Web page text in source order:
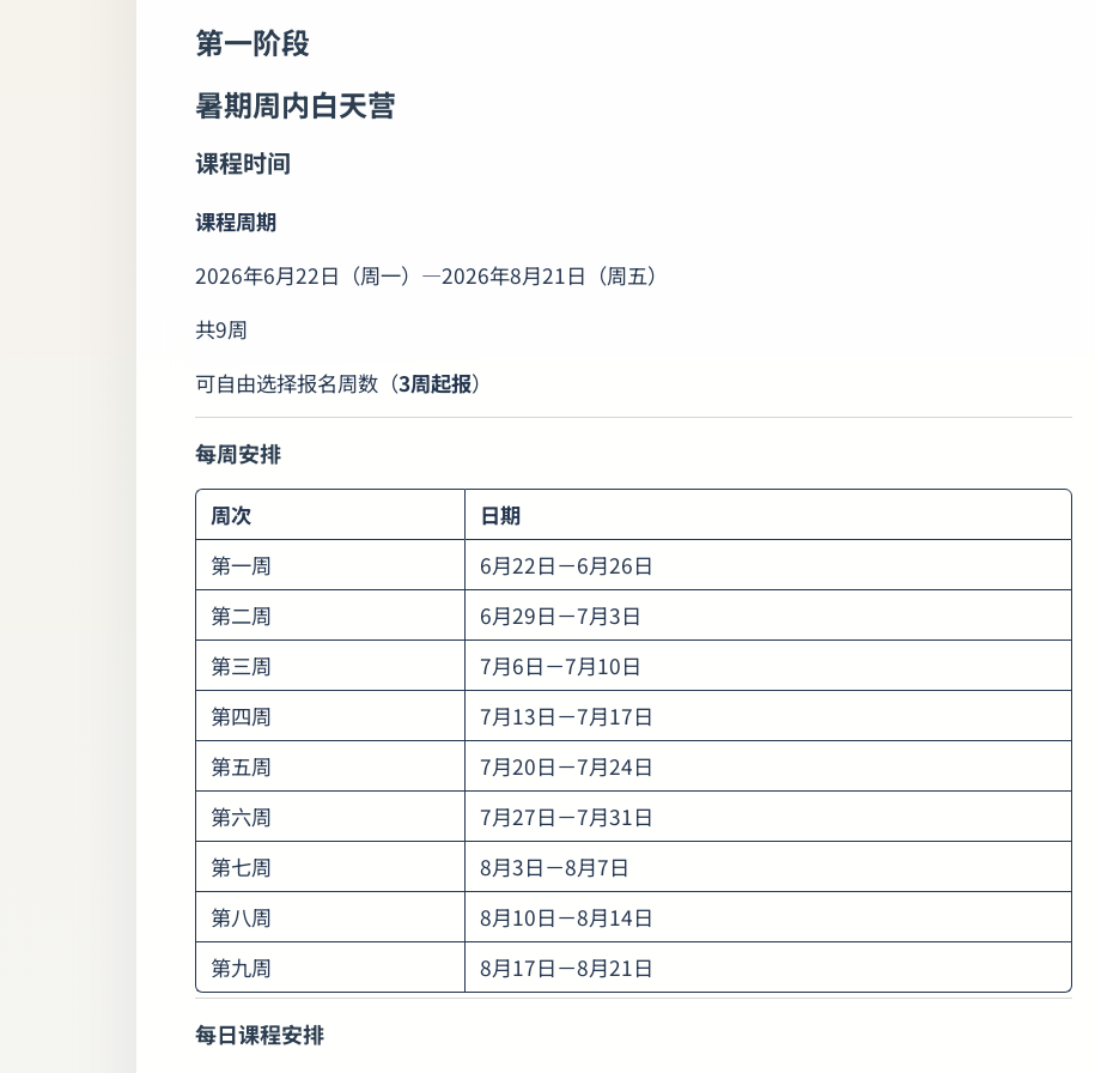
第一阶段
暑期周内白天营
课程时间
课程周期
2026年6月22日（周一）—2026年8月21日（周五）
共9周
可自由选择报名周数（3周起报）
每周安排
周次
日期
第一周
6月22日－6月26日
第二周
6月29日－7月3日
第三周
7月6日－7月10日
第四周
7月13日－7月17日
第五周
7月20日－7月24日
第六周
7月27日－7月31日
第七周
8月3日－8月7日
第八周
8月10日－8月14日
第九周
8月17日－8月21日
每日课程安排